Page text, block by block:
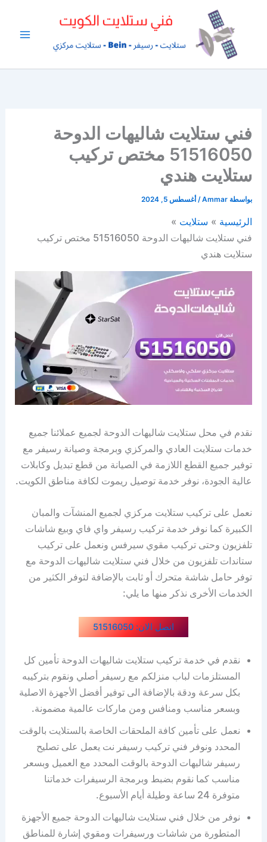
فني ستلايت شاليهات الدوحة
51516050 مختص تركيب
ستلايت هندي
بواسطة Ammar
/ أغسطس 5, 2024
الرئيسية
ستلايت
فني ستلايت شاليهات الدوحة 51516050 مختص تركيب
ستلايت هندي
نقدم في محل ستلايت شاليهات الدوحة لجميع عملائنا جميع
خدمات ستلايت العادي والمركزي وبرمجة وصيانة رسيفر مع
توفير جميع القطع اللازمة في الصيانة من قطع تبديل وكابلات
عالية الجودة، نوفر خدمة توصيل ريموت لكافة مناطق الكويت.
نعمل على تركيب ستلايت مركزي لجميع المنشآت والمبان
الكبيرة كما نوفر خدمة تركيب رسيفر واي فاي وبيع شاشات
تلفزيون وحتى تركيب مقوي سيرفس ونعمل على تركيب
ستاندات تلفزيون من خلال فني ستلايت شاليهات الدوحة مع
توفر حامل شاشة متحرك أو ثابت بالإضافة لتوفر الكثير من
الخدمات الأخرى نذكر منها ما يلي:
اتصل الان: 51516050
نقدم في خدمة تركيب ستلايت شاليهات الدوحة تأمين كل
المستلزمات لباب منزلكم مع رسيفر أصلي ونقوم بتركيبه
بكل سرعة ودقة بالإضافة الى توفير أفضل الأجهزة الاصلية
وبسعر مناسب ومنافس ومن ماركات عالمية مضمونة.
نعمل على تأمين كافة الملحقات الخاصة بالستلايت بالوقت
المحدد ونوفر فني تركيب رسيفر نت يعمل على تصليح
رسيفر شاليهات الدوحة بالوقت المحدد مع العميل وبسعر
مناسب كما نقوم بضبط وبرمجة الرسيفرات خدماتنا
متوفرة 24 ساعة وطيلة أيام الأسبوع.
نوفر من خلال فني ستلايت شاليهات الدوحة جميع الأجهزة
المتطورة من شاشات ورسيفرات ومقوي إشارة للمناطق